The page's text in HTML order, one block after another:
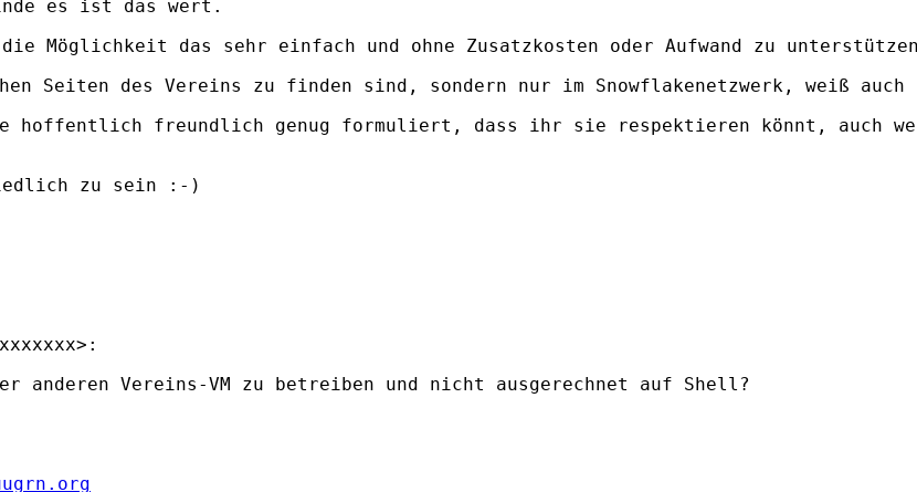
es ist das wert.
Möglichkeit das sehr einfach und ohne Zusatzkosten oder Aufwand zu
Seiten des Vereins zu finden sind, sondern nur im Snowflakenetzwerk, weiß
zu sein :-)
anderen Vereins-VM zu betreiben und nicht ausgerechnet auf Shell?